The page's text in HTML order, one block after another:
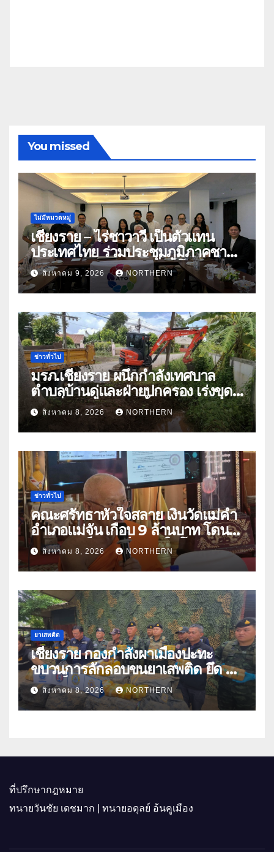
You missed
ไม่มีหมวดหมู่
เชียงราย – ไร่ชาวาวี เป็นตัวแทน
ประเทศไทย ร่วมประชุมภูมิภาคชา
อาเซียน ATO 2026 ที่อินโดนีเซีย
หารืออนาคตอุตสาหกรรมชา
ท่ามกลางความท้าทายโลก
สิงหาคม 9, 2026 NORTHERN
ข่าวทั่วไป
มรภ.เชียงราย ผนึกกำลังเทศบาล
ตำบลบ้านดู่และฝ่ายปกครอง เร่งขุด
ลอกสิ่งกีดขวางทางน้ำ ป้องกันและลด
ปัญหาน้ำท่วม
สิงหาคม 8, 2026 NORTHERN
ข่าวทั่วไป
คณะศรัทธาหัวใจสลาย เงินวัดแม่คำ
อำเภอแม่จัน เกือบ 9 ล้านบาท โดน
แก๊งคอลเซ็นเตอร์หลอกให้โอนข้าม
ปีกว่า 66 บัญชี
สิงหาคม 8, 2026 NORTHERN
ยาเสพติด
เชียงราย กองกำลังผาเมืองปะทะ
ขบวนการลักลอบขนยาเสพติด ยึด 2
ล้านเม็ด
สิงหาคม 8, 2026 NORTHERN
ที่ปรึกษากฎหมาย
ทนายวันชัย เดชมาก | ทนายอดุลย์ อ้นคูเมือง